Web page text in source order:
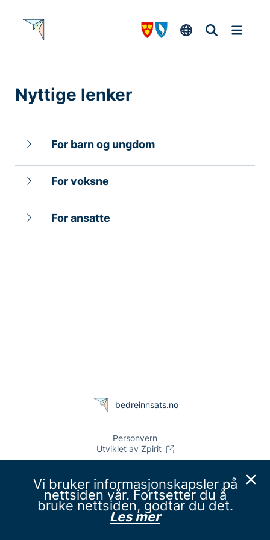
Nyttige lenker
For barn og ungdom
For voksne
For ansatte
bedreinnsats.no
Personvern
Utviklet av Zpirit
Vi bruker informasjonskapsler på
nettsiden vår. Fortsetter du å
bruke nettsiden, godtar du det.
Les mer